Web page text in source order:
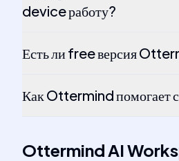
device работу?
Есть ли free версия
Как Ottermind помогает
Ottermind AI